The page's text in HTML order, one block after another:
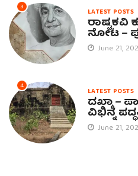
3 LATEST POSTS
ರಾಷ್ಟ್ರಕವಿ
ನೋಟ –
June 21,
4 LATEST POSTS
ದಖ್ಮಾ –
ವಿಭಿನ್ನ
June 21,